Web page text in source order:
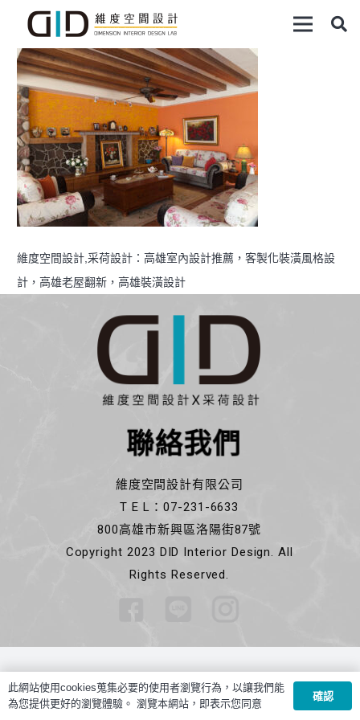
維度空間設計,采荷設計：高雄室內設計推薦，客製化裝潢風格設
計，高雄老屋翻新，高雄裝潢設計
聯絡我們
維度空間設計有限公司
T E L：07-231-6633
800高雄市新興區洛陽街87號
Copyright 2023 DID Interior Design. All
Rights Reserved.
此網站使用cookies蒐集必要的使用者瀏覽行為，以讓我們能
為您提供更好的瀏覽體驗。 瀏覽本網站，即表示您同意
確認